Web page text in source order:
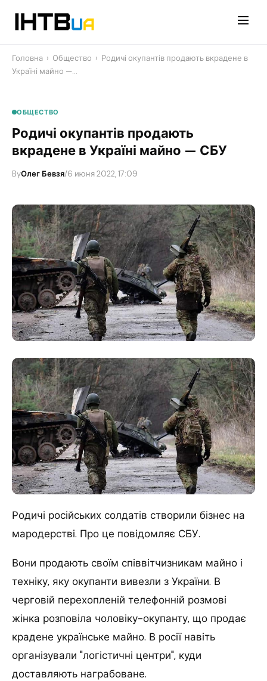
Головна › Общество › Родичі окупантів продають вкрадене в
Україні майно —…
ОБЩЕСТВО
Родичі окупантів продають
вкрадене в Україні майно — СБУ
ByОлег Бевзя/6 июня 2022, 17:09
Родичі російських солдатів створили бізнес на
мародерстві. Про це повідомляє СБУ.
Вони продають своїм співвітчизникам майно і
техніку, яку окупанти вивезли з України. В
черговій перехопленій телефонній розмові
жінка розповіла чоловіку-окупанту, що продає
крадене українське майно. В росії навіть
організували "логістичні центри", куди
доставляють награбоване.